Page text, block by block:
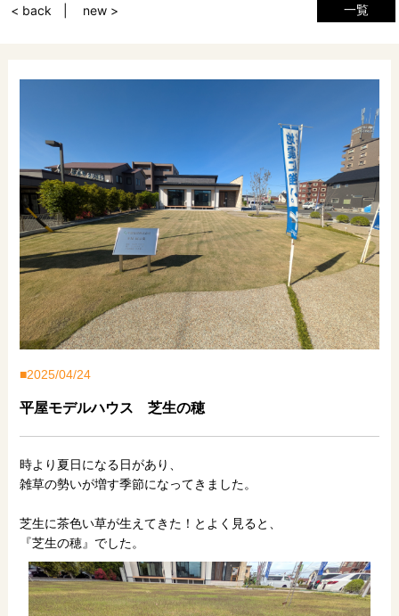
一覧
< back new >
2025/04/24
平屋モデルハウス 芝生の穂
時より夏日になる日があり、
雑草の勢いが増す季節になってきました。
芝生に茶色い草が生えてきた！とよく見ると、
『芝生の穂』でした。